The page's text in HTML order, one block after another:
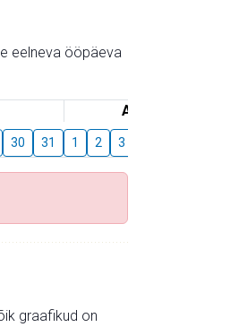
eelneva ööpäeva
August
30 31 1 2 3
graafikud on